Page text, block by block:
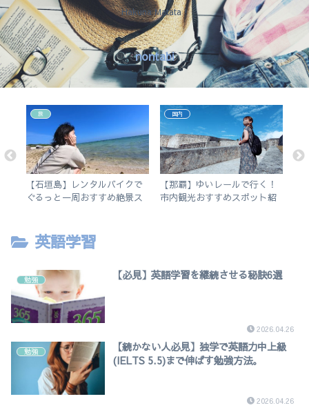
Hakuna Matata !
nontabi
旅
【石垣島】レンタルバイクで
ぐるっと一周おすすめ絶景ス
国内
【那覇】ゆいレールで行く！
市内観光おすすめスポット紹
英語学習
勉強 【必見】英語学習を継続させる秘訣6選
2026.04.26
勉強
【続かない人必見】独学で英語力中上級
(IELTS 5.5)まで伸ばす勉強方法。
2026.04.26